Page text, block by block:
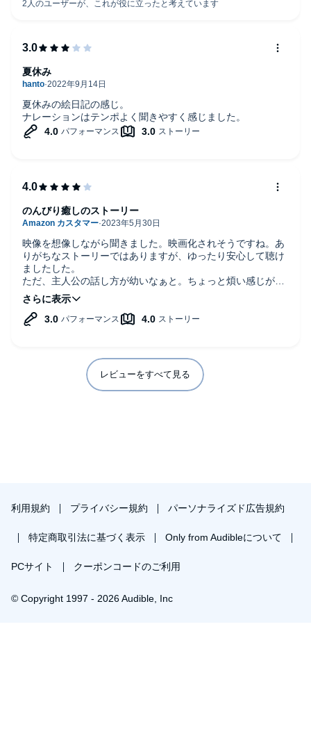
夏休みの絵日記の感じ。
ナレーションはテンポよく聞きやすく感じました。
夏休み
映像を想像しながら聞きました。映画化されそうですね。あ
りがちなストーリーではありますが、ゆったり安心して聴け
ましたした。
ただ、主人公の話し方が幼いなぁと。ちょっと煩い感じがし
たのが残念です。
のんびり癒しのストーリー
レビューをすべて見る
利用規約 プライバシー規約 パーソナライズド広告規約
特定商取引法に基づく表示 Only from Audibleについて
PCサイト クーポンコードのご利用
© Copyright 1997 - 2026 Audible, Inc